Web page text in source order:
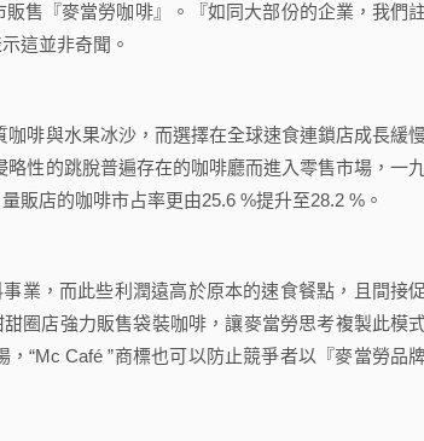
售『麥當勞咖啡』。『如同大部份的企業，我們
這並非奇聞。
與水果冰沙，而選擇在全球速食連鎖店成長緩
性的跳脫普遍存在的咖啡廳而進入零售市場，一
販店的咖啡市占率更由25.6 %提升至28.2 %。
業，而此些利潤遠高於原本的速食餐點，且間接
圈店強力販售袋裝咖啡，讓麥當勞思考複製此模
“Mc Café ”商標也可以防止競爭者以『麥當勞品牌